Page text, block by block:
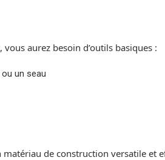
aurez besoin d’outils basiques :
un seau
de construction versatile et